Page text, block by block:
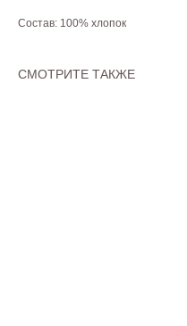
Состав: 100% хлопок
СМОТРИТЕ ТАКЖЕ